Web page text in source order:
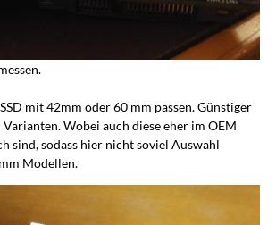
mit 42mm oder 60 mm passen. Günstiger
Wobei auch diese eher im OEM
sind, sodass hier nicht soviel Auswahl
Modellen.